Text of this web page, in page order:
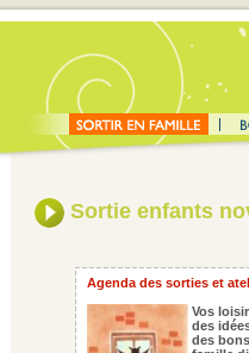
Sortie enfants
Agenda des sorties et
Vos
des
des